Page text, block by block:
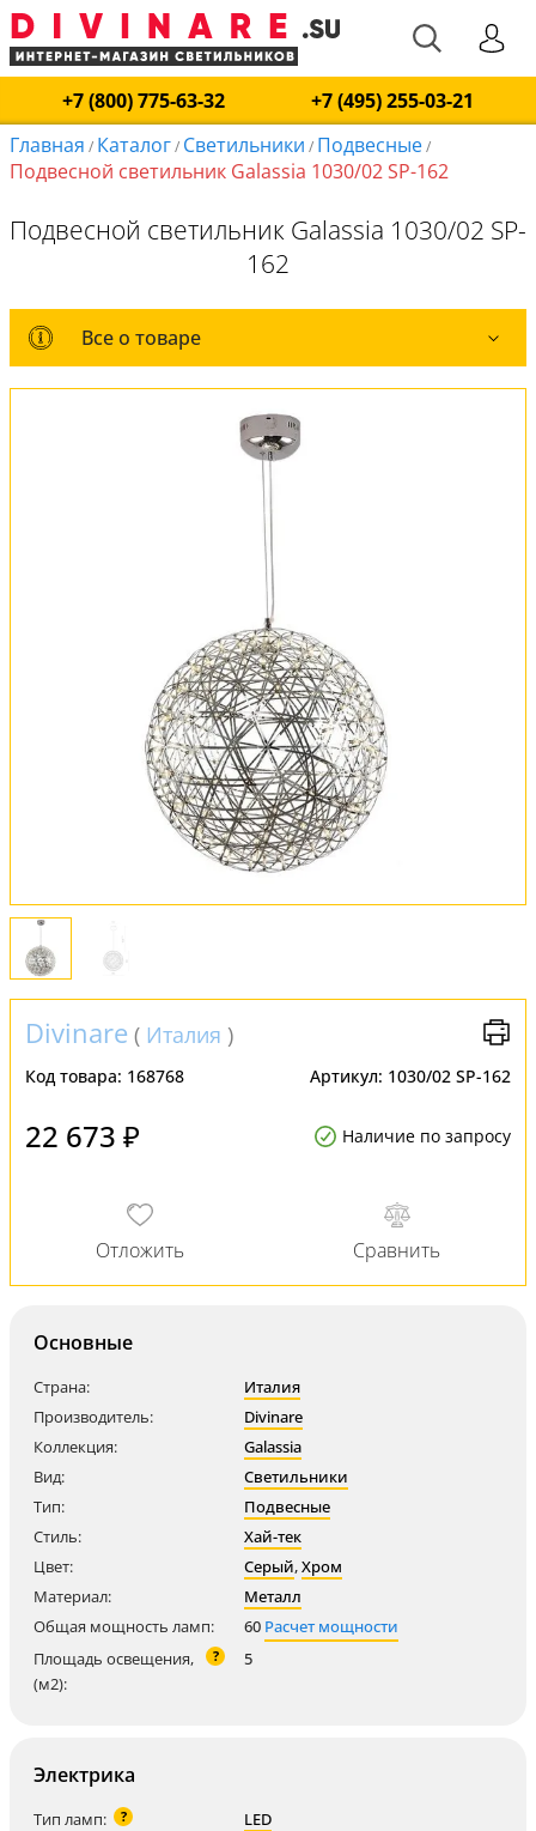
+7 (800) 775-63-32
+7 (495) 255-03-21
Главная / Каталог/ Светильники / Подвесные/
Подвесной светильник Galassia 1030/02 SP-162
Подвесной светильник Galassia 1030/02 SP-
162
Все о товаре
Все о товаре
Комплект лампочек
Обмен и возврат
Установка
Отзывы
Divinare ( Италия )
Код товара: 168768 Артикул: 1030/02 SP-162
22 673 ₽ Наличие по запросу
Основные
Страна:
Италия
Производитель:
Divinare
Коллекция:
Galassia
Вид:
Светильники
Тип:
Подвесные
Стиль:
Хай-тек
Цвет:
Серый,Хром
Материал:
Металл
Общая мощность ламп:
60 Расчет мощности
Площадь освещения,
(м2):
? 5
Электрика
Тип ламп: ?
LED